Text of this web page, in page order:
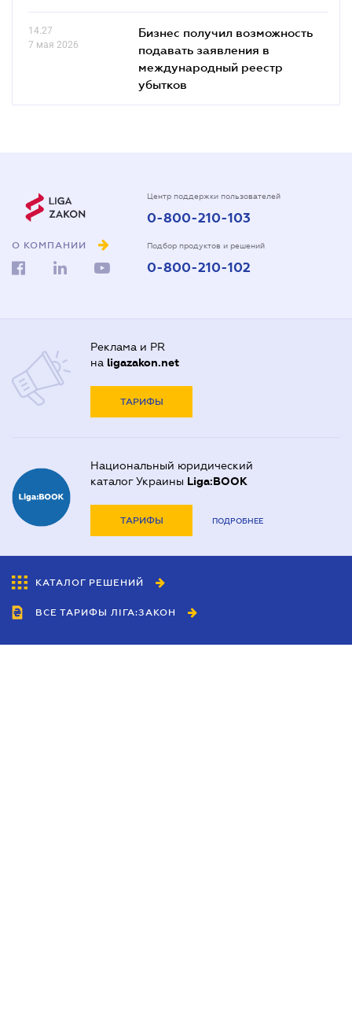
14.27
7 мая 2026
Бизнес получил возможность
подавать заявления в
международный реестр
убытков
О КОМПАНИИ
Центр поддержки пользователей
0-800-210-103
Подбор продуктов и решений
0-800-210-102
Реклама и PR
на ligazakon.net
ТАРИФЫ
Национальный юридический
каталог Украины Liga:BOOK
ТАРИФЫ ПОДРОБНЕЕ
КАТАЛОГ РЕШЕНИЙ
ВСЕ ТАРИФЫ ЛІГА:ЗАКОН